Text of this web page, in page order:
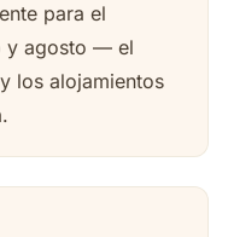
para el
y agosto — el
los alojamientos